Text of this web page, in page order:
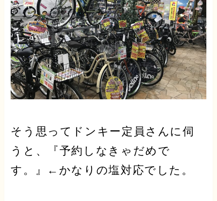
そう思ってドンキー定員さんに伺
うと、『予約しなきゃだめで
す。』←かなりの塩対応でした。